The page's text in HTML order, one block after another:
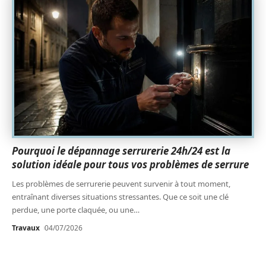
Pourquoi le dépannage serrurerie 24h/24 est la
solution idéale pour tous vos problèmes de serrure
Les problèmes de serrurerie peuvent survenir à tout moment,
entraînant diverses situations stressantes. Que ce soit une clé
perdue, une porte claquée, ou une…
Travaux 04/07/2026